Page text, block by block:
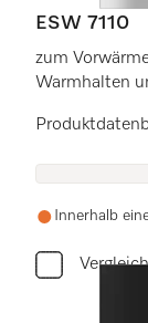
ESW 7110
zum
Warmhalten
Innerhalb